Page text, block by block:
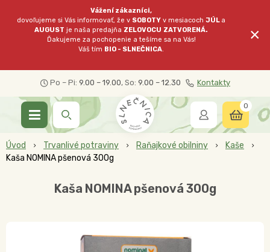
Vážení zákazníci,
dovoľujeme si Vás informovať, že v SOBOTY v mesiacochJÚL a
AUGUST je naša predajňa ZELOVOCU ZATVORENÁ.
Ďakujeme za pochopenie a tešíme sa na Vás!
Váš tím BIO - SLNEČNICA.
×
Po – Pi: 9.00 – 19.00, So: 9.00 – 12.30 Kontakty
0
Úvod Trvanlivé potraviny Raňajkové obilniny
Kaše
Kaša NOMINA pšenová 300g
Kaša NOMINA pšenová 300g